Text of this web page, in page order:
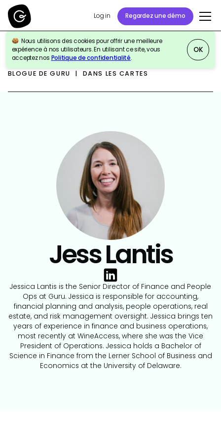
Log in Regardez une démo
Nous utilisons des cookies pour offrir une meilleure
expérience à nos utilisateurs. En utilisant ce site, vous
acceptez nos Politique de confidentialité.
OK
BLOGUE DE GURU | DANS LES CARTES
Jess Lantis
Jessica Lantis is the Senior Director of Finance and People
Ops at Guru. Jessica is responsible for accounting,
financial planning and analysis, people operations, real
estate, and risk management oversight. Jessica brings ten
years of experience in finance and business operations,
most recently at WineAccess, where she was the Vice
President of Operations. Jessica holds a Bachelor of
Science in Finance from the Lerner School of Business and
Economics at the University of Delaware.